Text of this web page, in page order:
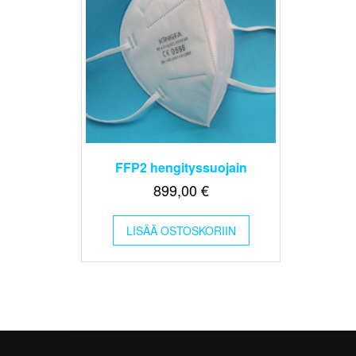
FFP2 hengityssuojain
899,00€
LISÄÄ OSTOSKORIIN